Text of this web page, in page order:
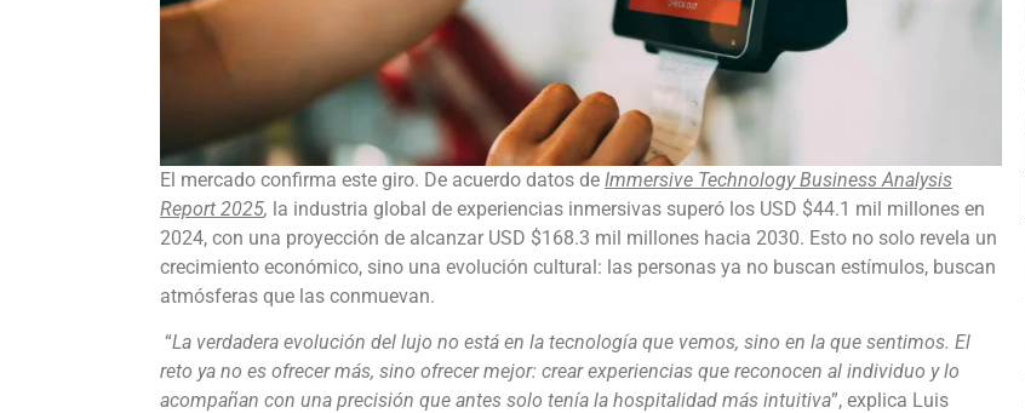
El mercado confirma este giro. De acuerdo datos de Immersive Technology Business Analysis
Report 2025, la industria global de experiencias inmersivas superó los USD $44.1 mil millones en
2024, con una proyección de alcanzar USD $168.3 mil millones hacia 2030. Esto no solo revela un
crecimiento económico, sino una evolución cultural: las personas ya no buscan estímulos, buscan
atmósferas que las conmuevan.
“La verdadera evolución del lujo no está en la tecnología que vemos, sino en la que sentimos. El
reto ya no es ofrecer más, sino ofrecer mejor: crear experiencias que reconocen al individuo y lo
acompañan con una precisión que antes solo tenía la hospitalidad más intuitiva”, explica Luis